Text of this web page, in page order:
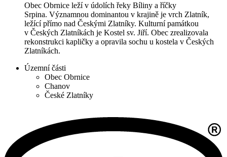
Obec Obrnice leží v údolích řeky Bíliny a říčky
Srpina. Významnou dominantou v krajině je vrch Zlatník,
ležící přímo nad Českými Zlatníky. Kulturní památkou
v Českých Zlatníkách je Kostel sv. Jiří. Obec zrealizovala
rekonstrukci kapličky a opravila sochu u kostela v Českých
Zlatníkách.
Územní části
Obec Obrnice
Chanov
České Zlatníky